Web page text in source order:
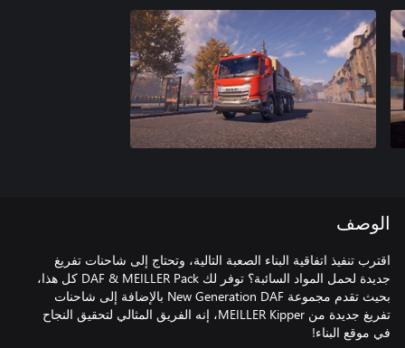
الوصف
اقترب تنفيذ اتفاقية البناء الصعبة التالية، وتحتاج إلى شاحنات تفريغ
جديدة لحمل المواد السائبة؟ توفر لك DAF & MEILLER Pack كل هذا،
بحيث تقدم مجموعة New Generation DAF بالإضافة إلى شاحنات
تفريغ جديدة من MEILLER Kipper، إنه الفريق المثالي لتحقيق النجاح